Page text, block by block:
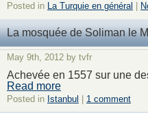
Posted in La Turquie en général
La mosquée de Soliman le
May 9th, 2012 by tvfr
Achevée en 1557 sur une
Read more
Posted in Istanbul | 1 comment